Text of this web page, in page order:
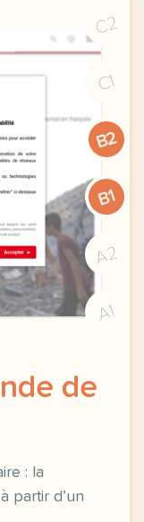
C2
C1
B2
B1
A2
A1
de
: la
partir d’un